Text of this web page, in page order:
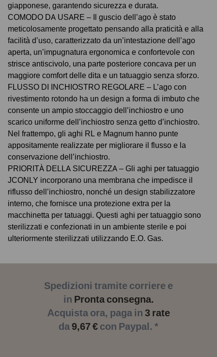
giapponese, garantendo sicurezza e durata.
COMODO DA USARE – Il guscio dell’ago è stato
meticolosamente progettato pensando alla praticità e alla
facilità d’uso, caratterizzato da un’intestazione dell’ago
aperta, un’impugnatura ergonomica e confortevole con
strisce antiscivolo, una parte posteriore concava per un
maggiore comfort delle dita e un tatuaggio senza sforzo.
FLUSSO DI INCHIOSTRO REGOLARE – L’ago con
rivestimento rotondo ha un design a forma di imbuto che
consente un ampio stoccaggio dell’inchiostro e uno
scarico uniforme dell’inchiostro senza getto d’inchiostro.
Nel frattempo, gli aghi RL e Magnum hanno punte
appositamente realizzate per migliorare il flusso e la
conservazione dell’inchiostro.
PRIORITÀ DELLA SICUREZZA – Gli aghi per tatuaggio
JCONLY incorporano una membrana che impedisce il
riflusso dell’inchiostro, nonché un design stabilizzatore
interno, che fornisce una protezione extra per la
macchinetta per tatuaggi. Questi aghi per tatuaggio sono
sterilizzati e confezionati in un ambiente sterile e poi
ulteriormente sterilizzati utilizzando E.O. Gas.
Spedizioni tramite corriere e
in Pronta consegna.
Acquista ora, paga in 3 rate
da9,67 € con Paypal. *